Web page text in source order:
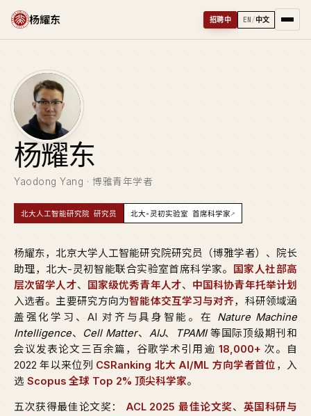
杨耀东 招聘中 EN/中文
杨耀东
Yaodong Yang · 博雅青年学者
北大人工智能研究院 研究员 北大-灵初实验室 首席科学家↗
杨耀东，北京大学人工智能研究院研究员（博雅学者）、院长
助理，北大-灵初智能联合实验室首席科学家。
国家人社部高
层次留学人才、 国家级优秀青年人才、 中国科协青年托举计划
入选者。主要研究方向为智能体交互学习与对齐，科研领域涵
盖强化学习、AI 对齐与具身智能。在 Nature Machine
Intelligence、 Cell Matter、 AIJ、 TPAMI等国际顶级期刊和
会议发表论文三百余篇，谷歌学术引用逾 18,000+ 次。自
2022 年以来位列 CSRanking 北大 AI/ML 方向学者首位 ，入
选 Scopus 全球 Top 2% 顶尖科学家。
五次获得最佳论文奖： ACL 2025 最佳论文奖、 英国科研与